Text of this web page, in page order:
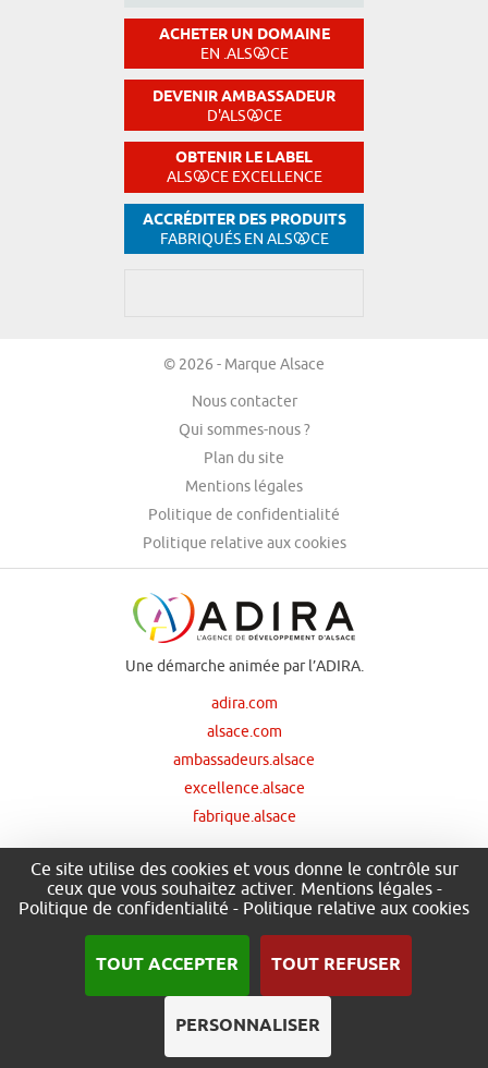
ACHETER UN DOMAINE
EN .ALS CE
DEVENIR AMBASSADEUR
D'ALS CE
OBTENIR LE LABEL
ALS CE EXCELLENCE
ACCRÉDITER DES PRODUITS
FABRIQUÉS EN ALS CE
© 2026 - Marque Alsace
Nous contacter
Qui sommes-nous ?
Plan du site
Mentions légales
Politique de confidentialité
Politique relative aux cookies
Une démarche animée par l’ADIRA.
adira.com
alsace.com
ambassadeurs.alsace
excellence.alsace
fabrique.alsace
Nos principaux financeurs
Ce site utilise des cookies et vous donne le contrôle sur
ceux que vous souhaitez activer. Mentions légales-
Politique de confidentialité - Politique relative aux cookies
TOUT ACCEPTER TOUT REFUSER
PERSONNALISER